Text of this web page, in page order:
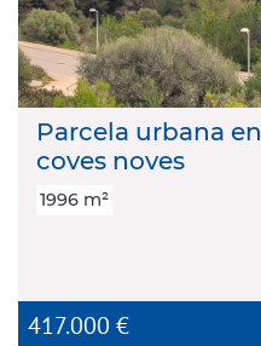
Parcela urbana en
coves noves
1996 m²
417.000 €